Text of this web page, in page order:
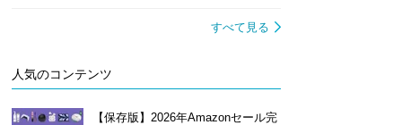
すべて見る
人気のコンテンツ
【保存版】2026年Amazonセール完